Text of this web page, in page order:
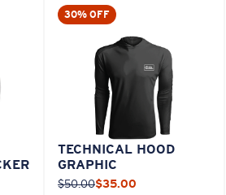
30% OFF
TECHNICAL HOOD
GRAPHIC
$50.00$35.00